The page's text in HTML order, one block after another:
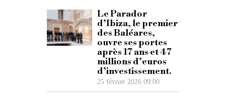
Le Parador
d’Ibiza, le premier
des Baléares,
ouvre ses portes
après 17 ans et 47
millions d’euros
d’investissement.
25 février 2026 09:00